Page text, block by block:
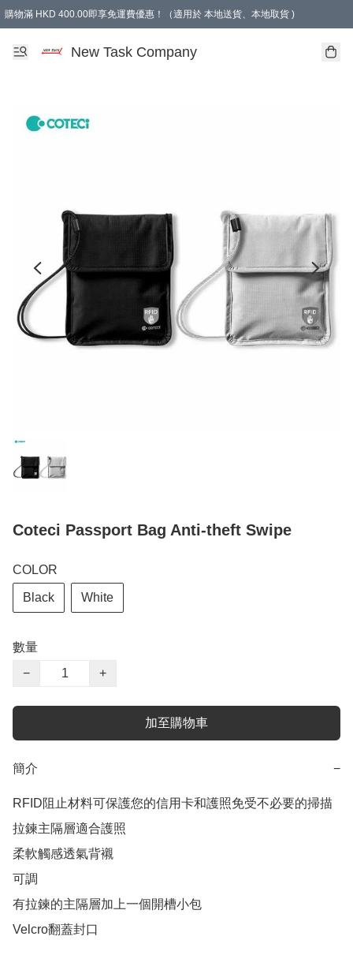
購物滿 HKD 400.00即享免運費優惠！（適用於 本地送貨、本地取貨 )
New Task Company
Coteci Passport Bag Anti-theft Swipe
COLOR
Black White
數量
−
+
加至購物車
簡介 −
RFID阻止材料可保護您的信用卡和護照免受不必要的掃描
拉鍊主隔層適合護照
柔軟觸感透氣背襯
可調
有拉鍊的主隔層加上一個開槽小包
Velcro翻蓋封口